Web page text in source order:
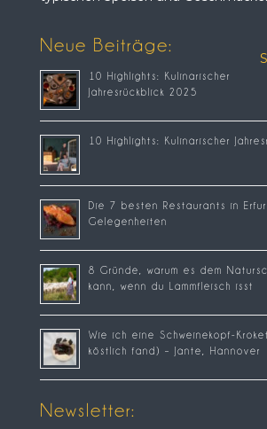
Neue Beiträge:
10 Highlights: Kulinarischer
Jahresrückblick 2025
10 Highlights: Kulinarischer
Die 7 besten Restaurants in
Gelegenheiten
8 Gründe, warum es dem
kann, wenn du Lammfleisch isst
Wie ich eine Schweinekopf-
köstlich fand) – Jante, Hannover
Newsletter: